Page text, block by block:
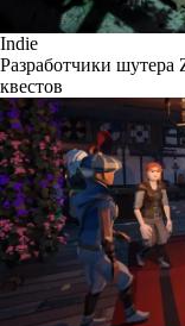
Indie
Разработчики шутера
квестов